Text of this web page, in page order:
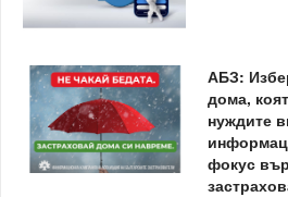
АБЗ:
дома,
нуждите
фокус